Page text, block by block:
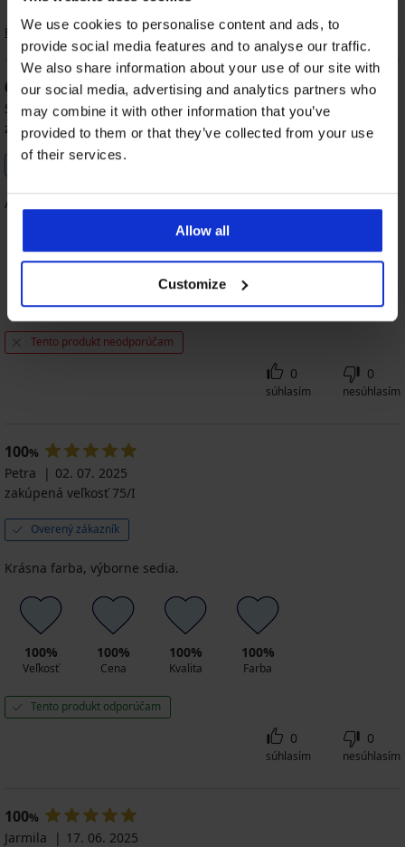
We use cookies to personalise content and ads, to
provide social media features and to analyse our traffic.
We also share information about your use of our site with
our social media, advertising and analytics partners who
may combine it with other information that you’ve
provided to them or that they’ve collected from your use
of their services.
Allow all
Customize
Radenie
60 %
Silvia
15. 07. 2026
zakúpená veľkosť 75/D
Overený zákazník
Absolútne nesadla veľkosť.
Veľkosť Cena
80%
Kvalita
80%
Farba
Tento produkt neodporúčam
0
súhlasím
0
nesúhlasím
100%
Petra
02. 07. 2025
zakúpená veľkosť 75/I
Overený zákazník
Krásna farba, výborne sedia.
100%
Veľkosť
100%
Cena
100%
Kvalita
100%
Farba
Tento produkt odporúčam
0
súhlasím
0
nesúhlasím
100%
Jarmila
17. 06. 2025